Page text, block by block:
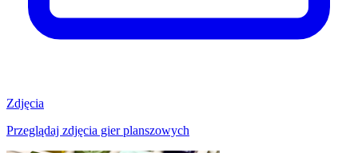
Zdjęcia
Przeglądaj zdjęcia gier planszowych